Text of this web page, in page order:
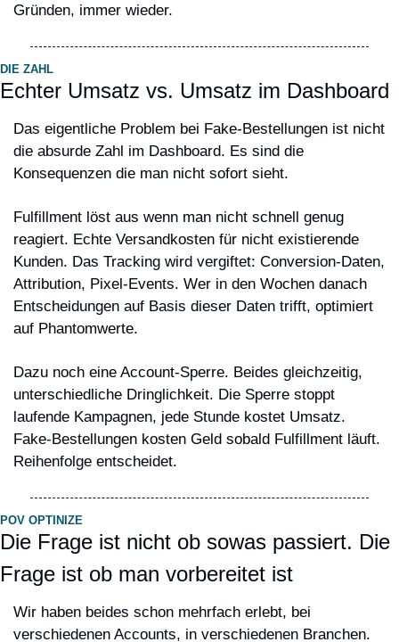
Gründen, immer wieder.
DIE ZAHL
Echter Umsatz vs. Umsatz im Dashboard
Das eigentliche Problem bei Fake-Bestellungen ist nicht
die absurde Zahl im Dashboard. Es sind die
Konsequenzen die man nicht sofort sieht.
Fulfillment löst aus wenn man nicht schnell genug
reagiert. Echte Versandkosten für nicht existierende
Kunden. Das Tracking wird vergiftet: Conversion-Daten,
Attribution, Pixel-Events. Wer in den Wochen danach
Entscheidungen auf Basis dieser Daten trifft, optimiert
auf Phantomwerte.
Dazu noch eine Account-Sperre. Beides gleichzeitig,
unterschiedliche Dringlichkeit. Die Sperre stoppt
laufende Kampagnen, jede Stunde kostet Umsatz.
Fake-Bestellungen kosten Geld sobald Fulfillment läuft.
Reihenfolge entscheidet.
POV OPTINIZE
Die Frage ist nicht ob sowas passiert. Die
Frage ist ob man vorbereitet ist
Wir haben beides schon mehrfach erlebt, bei
verschiedenen Accounts, in verschiedenen Branchen.